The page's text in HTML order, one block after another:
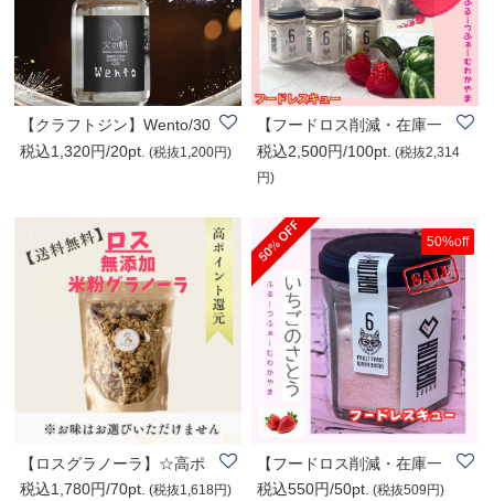
【クラフトジン】Wento/30
0ml
税込1,320円/20pt. (税抜1,200円)
【フードロス削減・在庫一
掃半額セール】..
税込2,500円/100pt. (税抜2,314
円)
【ロスグラノーラ】☆高ポ
イント還元☆【送..
税込1,780円/70pt. (税抜1,618円)
50%off
【フードロス削減・在庫一
掃半額セール】..
税込550円/50pt. (税抜509円)